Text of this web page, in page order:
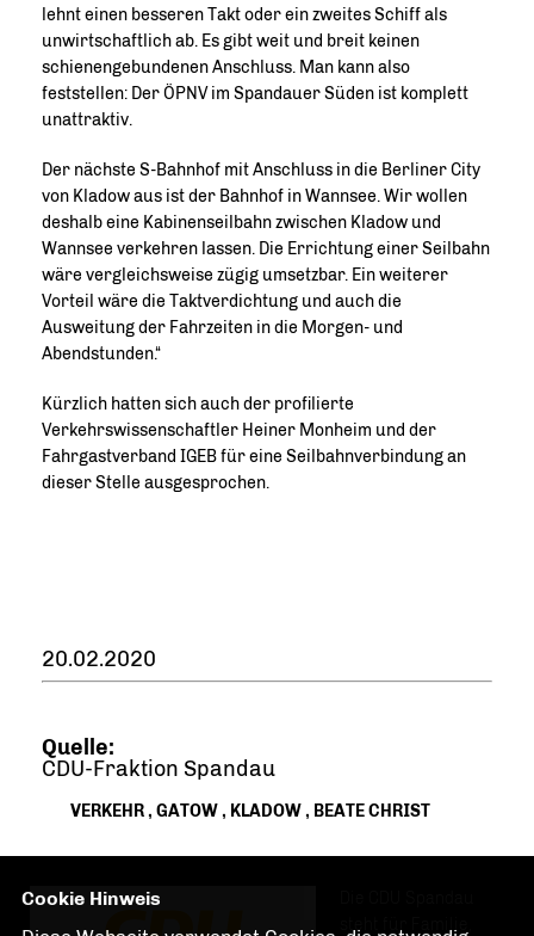
lehnt einen besseren Takt oder ein zweites Schiff als
unwirtschaftlich ab. Es gibt weit und breit keinen
schienengebundenen Anschluss. Man kann also
feststellen: Der ÖPNV im Spandauer Süden ist komplett
unattraktiv.
Der nächste S-Bahnhof mit Anschluss in die Berliner City
von Kladow aus ist der Bahnhof in Wannsee. Wir wollen
deshalb eine Kabinenseilbahn zwischen Kladow und
Wannsee verkehren lassen. Die Errichtung einer Seilbahn
wäre vergleichsweise zügig umsetzbar. Ein weiterer
Vorteil wäre die Taktverdichtung und auch die
Ausweitung der Fahrzeiten in die Morgen- und
Abendstunden.“
Kürzlich hatten sich auch der profilierte
Verkehrswissenschaftler Heiner Monheim und der
Fahrgastverband IGEB für eine Seilbahnverbindung an
dieser Stelle ausgesprochen.
20.02.2020
Quelle:
CDU-Fraktion Spandau
VERKEHR, GATOW, KLADOW, BEATE CHRIST
Cookie Hinweis